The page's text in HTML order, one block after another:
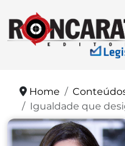
Home
Igualdade que